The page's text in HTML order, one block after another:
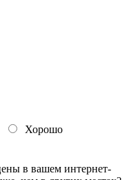
Хорошо
в вашем интернет-